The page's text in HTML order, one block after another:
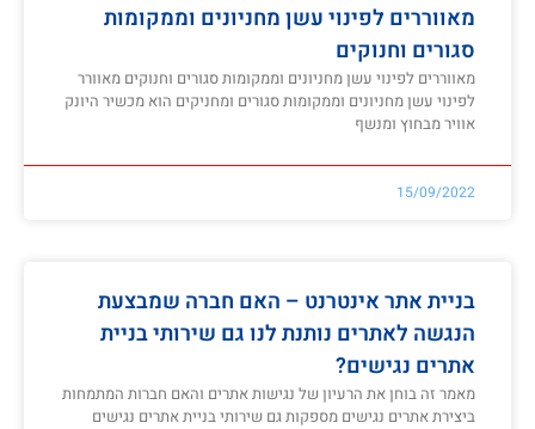
מאווררים לפינוי עשן מחניונים וממקומות
סגורים וחנוקים
מאווררים לפינוי עשן מחניונים וממקומות סגורים וחנוקים מאוורר
לפינוי עשן מחניונים וממקומות סגורים ומחניקים הוא מכשיר היונק
אוויר מבחוץ ומנשף
15/09/2022
בניית אתר אינטרנט – האם חברה שמבצעת
הנגשה לאתרים נותנת לנו גם שירותי בניית
אתרים נגישים?
מאמר זה בוחן את הרעיון של נגישות אתרים והאם חברות המתמחות
ביצירת אתרים נגישים מספקות גם שירותי בניית אתרים נגישים